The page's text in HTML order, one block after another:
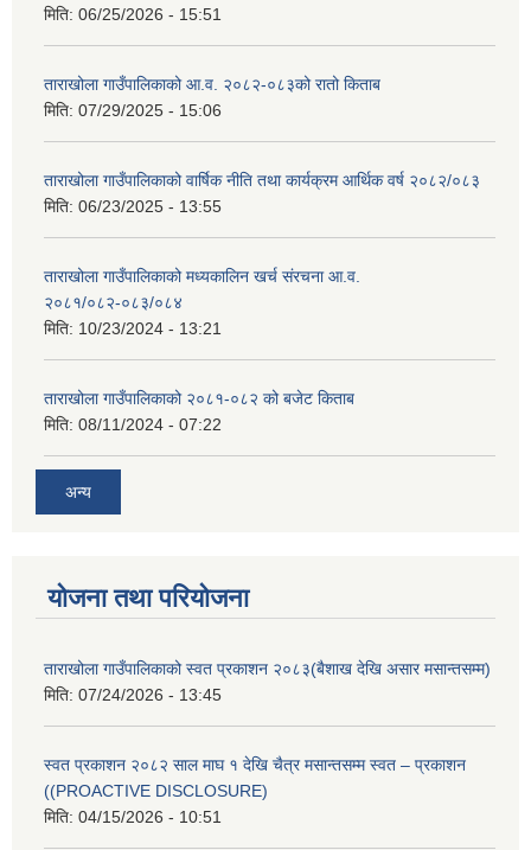
मिति: 06/25/2026 - 15:51
ताराखोला गाउँपालिकाको आ.व. २०८२-०८३को रातो किताब
मिति: 07/29/2025 - 15:06
ताराखोला गाउँपालिकाको वार्षिक नीति तथा कार्यक्रम आर्थिक वर्ष २०८२/०८३
मिति: 06/23/2025 - 13:55
ताराखोला गाउँपालिकाको मध्यकालिन खर्च संरचना आ.व.
२०८१/०८२-०८३/०८४
मिति: 10/23/2024 - 13:21
ताराखोला गाउँपालिकाको २०८१-०८२ को बजेट किताब
मिति: 08/11/2024 - 07:22
अन्य
योजना तथा परियोजना
ताराखोला गाउँपालिकाको स्वत प्रकाशन २०८३(बैशाख देखि असार मसान्तसम्म)
मिति: 07/24/2026 - 13:45
स्वत प्रकाशन २०८२ साल माघ १ देखि चैत्र मसान्तसम्म स्वत – प्रकाशन
((PROACTIVE DISCLOSURE)
मिति: 04/15/2026 - 10:51